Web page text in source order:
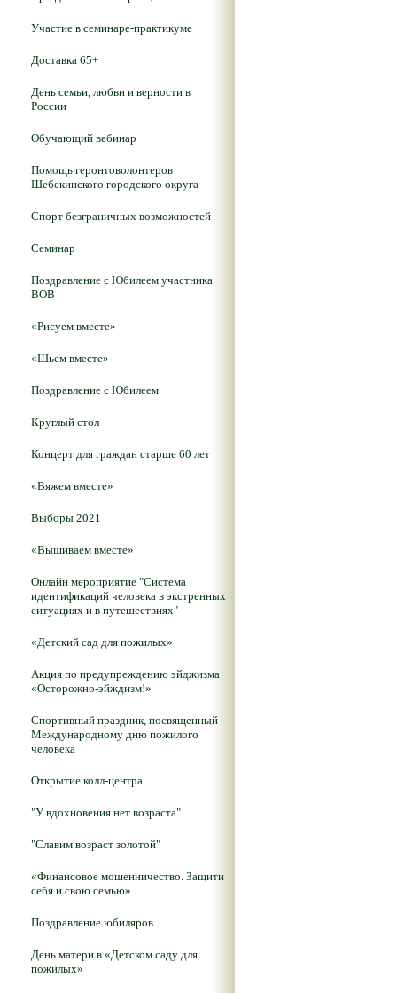
Участие в семинаре-практикуме
Доставка 65+
День семьи, любви и верности в
России
Обучающий вебинар
Помощь геронтоволонтеров
Шебекинского городского округа
Спорт безграничных возможностей
Семинар
Поздравление с Юбилеем участника
ВОВ
«Рисуем вместе»
«Шьем вместе»
Поздравление с Юбилеем
Круглый стол
Концерт для граждан старше 60 лет
«Вяжем вместе»
Выборы 2021
«Вышиваем вместе»
Онлайн мероприятие "Система
идентификаций человека в экстренных
ситуациях и в путешествиях"
«Детский сад для пожилых»
Акция по предупреждению эйджизма
«Осторожно-эйждизм!»
Спортивный праздник, посвященный
Международному дню пожилого
человека
Открытие колл-центра
"У вдохновения нет возраста"
"Славим возраст золотой"
«Финансовое мошенничество. Защити
себя и свою семью»
Поздравление юбиляров
День матери в «Детском саду для
пожилых»